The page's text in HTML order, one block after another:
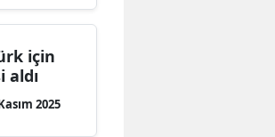
için
aldı
2025